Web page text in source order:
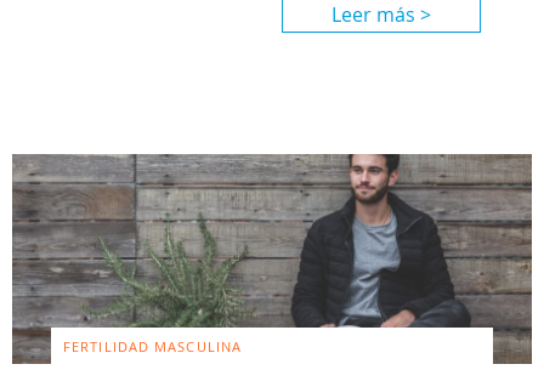
Leer más >
FERTILIDAD MASCULINA